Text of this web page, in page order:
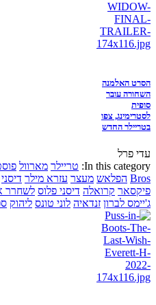
הסרט האלמנה
השחורה עובר
סופית
לסטרימינג, צפו
בטריילר החדש
עדי פרל
In this category: טריילר מארוול
Bros הפלאש מעצר עזרא מילר דיסני
פיקסאר קרואלה דיסני פלוס לשחרר
ג'יימס לברון זנדאיה לוני טונס ליהוק